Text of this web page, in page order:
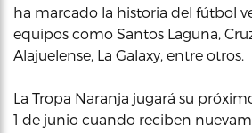
ha marcado la historia del fútbol
equipos como Santos Laguna,
Alajuelense, La Galaxy, entre otros.
La Tropa Naranja jugará su
1 de junio cuando reciben